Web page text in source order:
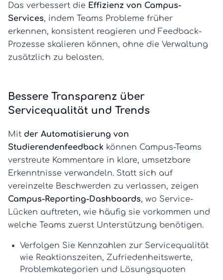
Das verbessert die Effizienz von Campus-
Services, indem Teams Probleme früher
erkennen, konsistent reagieren und Feedback-
Prozesse skalieren können, ohne die Verwaltung
zusätzlich zu belasten.
Bessere Transparenz über
Servicequalität und Trends
Mit der Automatisierung von
Studierendenfeedback können Campus-Teams
verstreute Kommentare in klare, umsetzbare
Erkenntnisse verwandeln. Statt sich auf
vereinzelte Beschwerden zu verlassen, zeigen
Campus-Reporting-Dashboards, wo Service-
Lücken auftreten, wie häufig sie vorkommen und
welche Teams zuerst Unterstützung benötigen.
Verfolgen Sie Kennzahlen zur Servicequalität
wie Reaktionszeiten, Zufriedenheitswerte,
Problemkategorien und Lösungsquoten